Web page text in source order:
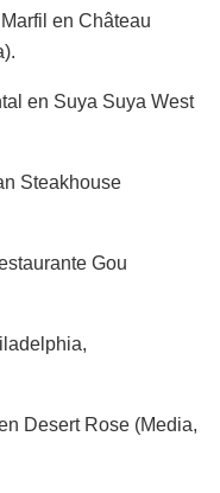
en Château
en Suya Suya West
Steakhouse
Gou
Desert Rose (Media,